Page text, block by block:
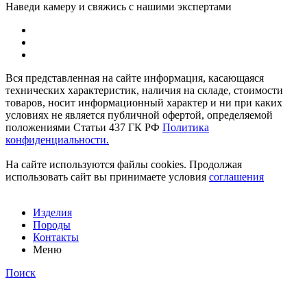
Наведи камеру и свяжись с нашими экспертами
Вся представленная на сайте информация, касающаяся
технических характеристик, наличия на складе, стоимости
товаров, носит информационный характер и ни при каких
условиях не является публичной офертой, определяемой
положениями Статьи 437 ГК РФ Политика
конфиденциальности.
На сайте используются файлы cookies. Продолжая
использовать сайт вы принимаете условия соглашения
Изделия
Породы
Контакты
Меню
Поиск